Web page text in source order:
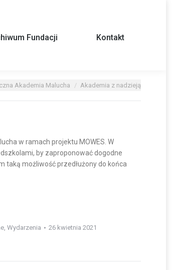
Fundacji Kontakt
Akademia Malucha Akademia z nadzieją
w ramach projektu MOWES. W
by zaproponować dogodne
taką możliwość przedłużony do końca
, Wydarzenia 26 kwietnia 2021